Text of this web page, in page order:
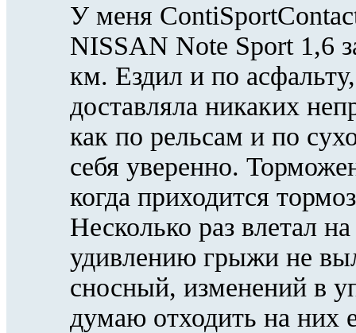
У меня
NISSAN Note Sport 1,6
км. Ездил и по
доставляла никаких
как по рельсам и по
себя уверенно.
когда приходится
Несколько раз влетал
удивлению грыжи не
сносный, изменений в
думаю отходить на них